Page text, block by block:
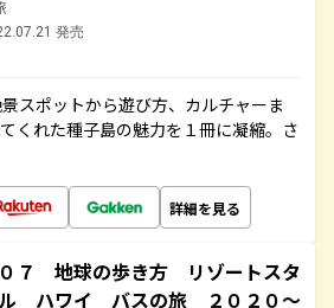
発売
スポットから遊び方、カルチャーま
くれた種子島の魅力を１冊に凝縮。さ
詳細を見る
７ 地球の歩き方 リゾートスタ
ハワイ バスの旅 ２０２０～